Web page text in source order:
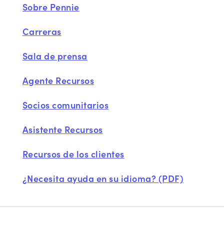
Sobre Pennie
Carreras
Sala de prensa
Agente Recursos
Socios comunitarios
Asistente Recursos
Recursos de los clientes
¿Necesita ayuda en su idioma? (PDF)